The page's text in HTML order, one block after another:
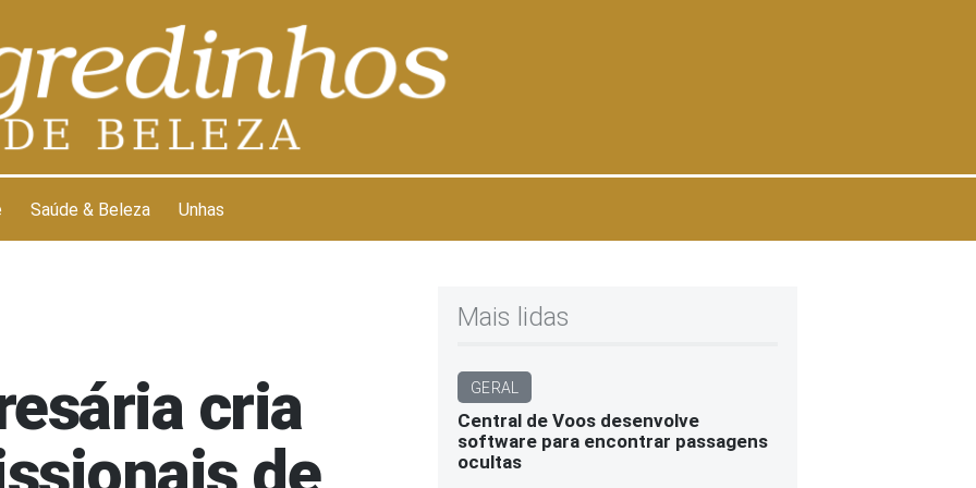
Saúde & Beleza Unhas
cria
Mais lidas
GERAL
Central de Voos desenvolve
software para encontrar passagens
ocultas